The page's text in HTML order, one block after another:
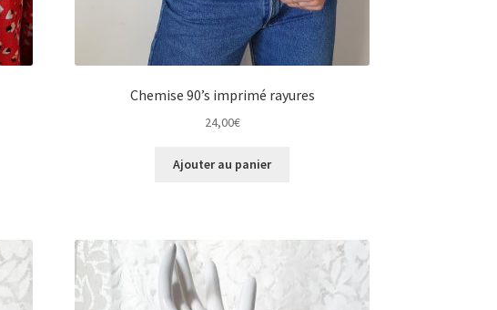
Chemise 90’s imprimé rayures
24,00€
Ajouter au panier